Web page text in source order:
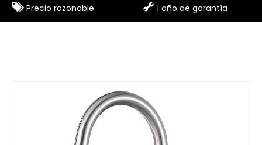
 Precio razonable  1 año de garantía